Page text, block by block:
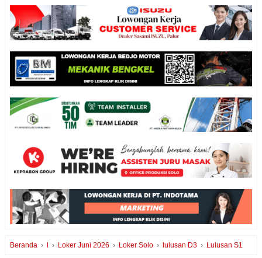
Beranda › l › Loker Juni 2026 › Loker Solo › lulusan D3 › Lulusan S1